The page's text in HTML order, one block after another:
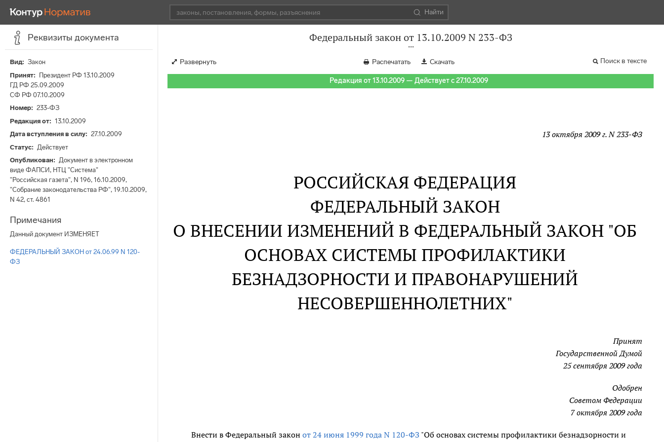
Найти
Реквизиты документа
Вид
Закон
Принят
Президент РФ 13.10.2009
ГД РФ 25.09.2009
СФ РФ 07.10.2009
Номер
233-ФЗ
Редакция от
13.10.2009
Дата вступления в силу
27.10.2009
Статус
Действует
Опубликован
Документ в электронном
виде ФАПСИ, НТЦ "Система"
"Российская газета", N 196, 16.10.2009,
"Собрание законодательства РФ", 19.10.2009,
N 42, ст. 4861
Примечания
Данный документ ИЗМЕНЯЕТ
ФЕДЕРАЛЬНЫЙ ЗАКОН от 24.06.99 N 120-
ФЗ
Федеральный закон от 13.10.2009 N 233-ФЗ
Развернуть Распечатать Скачать Поиск в тексте
Редакция от 13.10.2009 — Действует с 27.10.2009
13 октября 2009 г. N 233-ФЗ
РОССИЙСКАЯ ФЕДЕРАЦИЯ
ФЕДЕРАЛЬНЫЙ ЗАКОН
О ВНЕСЕНИИ ИЗМЕНЕНИЙ В ФЕДЕРАЛЬНЫЙ ЗАКОН "ОБ
ОСНОВАХ СИСТЕМЫ ПРОФИЛАКТИКИ
БЕЗНАДЗОРНОСТИ И ПРАВОНАРУШЕНИЙ
НЕСОВЕРШЕННОЛЕТНИХ"
Принят
Государственной Думой
25 сентября 2009 года
Одобрен
Советом Федерации
7 октября 2009 года
Внести в Федеральный законот 24 июня 1999 года N 120-ФЗ "Об основах системы профилактики безнадзорности и